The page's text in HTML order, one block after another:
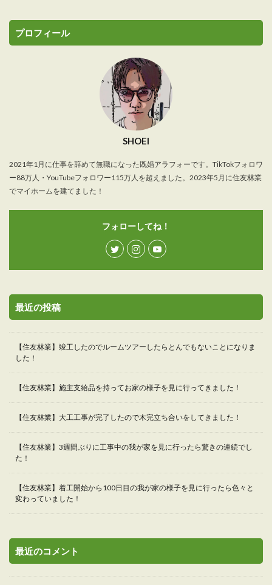
プロフィール
SHOEI
2021年1月に仕事を辞めて無職になった既婚アラフォーです。TikTokフォロワ
ー88万人・YouTubeフォロワー115万人を超えました。2023年5月に住友林業
でマイホームを建てました！
フォローしてね！
最近の投稿
【住友林業】竣工したのでルームツアーしたらとんでもないことになりま
した！
【住友林業】施主支給品を持ってお家の様子を見に行ってきました！
【住友林業】大工工事が完了したので木完立ち合いをしてきました！
【住友林業】3週間ぶりに工事中の我が家を見に行ったら驚きの連続でし
た！
【住友林業】着工開始から100日目の我が家の様子を見に行ったら色々と
変わっていました！
最近のコメント